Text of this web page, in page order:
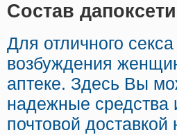
Состав
Для отличного
возбуждения
аптеке. Здесь Вы
надежные
почтовой